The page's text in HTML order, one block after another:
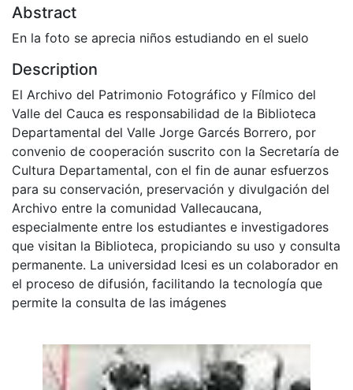
Abstract
En la foto se aprecia niños estudiando en el suelo
Description
El Archivo del Patrimonio Fotográfico y Fílmico del
Valle del Cauca es responsabilidad de la Biblioteca
Departamental del Valle Jorge Garcés Borrero, por
convenio de cooperación suscrito con la Secretaría de
Cultura Departamental, con el fin de aunar esfuerzos
para su conservación, preservación y divulgación del
Archivo entre la comunidad Vallecaucana,
especialmente entre los estudiantes e investigadores
que visitan la Biblioteca, propiciando su uso y consulta
permanente. La universidad Icesi es un colaborador en
el proceso de difusión, facilitando la tecnología que
permite la consulta de las imágenes